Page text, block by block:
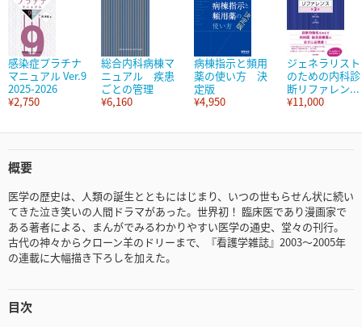
感染症プラチナ
マニュアル Ver.9
2025-2026
¥2,750
総合内科病棟マ
ニュアル 疾患
ごとの管理
¥6,160
病棟指示と頻用
薬の使い方 決
定版
¥4,950
ジェネラリスト
のための内科診
断リファレン...
¥11,000
概要
医学の歴史は、人類の誕生とともにはじまり、いつの世もらせん状に続い
てきた泣き笑いの人間ドラマがあった。世界初！ 臨床医であり漫画家で
ある著者による、まんがでみるわかりやすい医学の通史、堂々の刊行。
古代の神々からクローン羊のドリーまで、『看護学雑誌』2003～2005年
の連載に大幅描き下ろしを加えた。
目次